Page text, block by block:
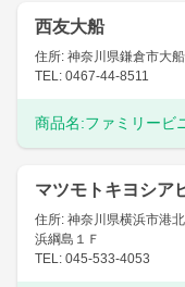
西友大船
住所: 神奈川県鎌倉市大
TEL: 0467-44-8511
商品名:ファミリービ
マツモトキヨシア
住所: 神奈川県横浜市港
浜綱島１Ｆ
TEL: 045-533-4053